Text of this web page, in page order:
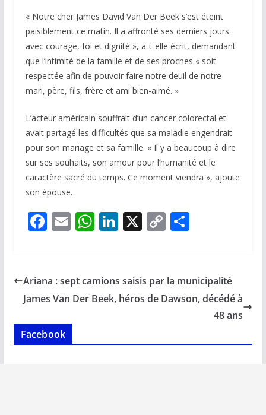
« Notre cher James David Van Der Beek s’est éteint
paisiblement ce matin. Il a affronté ses derniers jours
avec courage, foi et dignité », a-t-elle écrit, demandant
que l’intimité de la famille et de ses proches « soit
respectée afin de pouvoir faire notre deuil de notre
mari, père, fils, frère et ami bien-aimé. »
L’acteur américain souffrait d’un cancer colorectal et
avait partagé les difficultés que sa maladie engendrait
pour son mariage et sa famille. « Il y a beaucoup à dire
sur ses souhaits, son amour pour l’humanité et le
caractère sacré du temps. Ce moment viendra », ajoute
son épouse.
F
b
o
k
E
l
W
s
A
Li
e
dI
X C
y
Li
P
g
er
Ariana : sept camions saisis par la municipalité
James Van Der Beek, héros de Dawson, décédé à
48 ans
Facebook